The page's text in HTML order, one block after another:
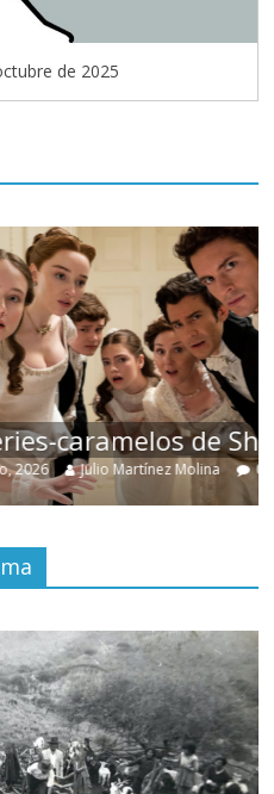
de 2025
de Shondaland
Molina 0